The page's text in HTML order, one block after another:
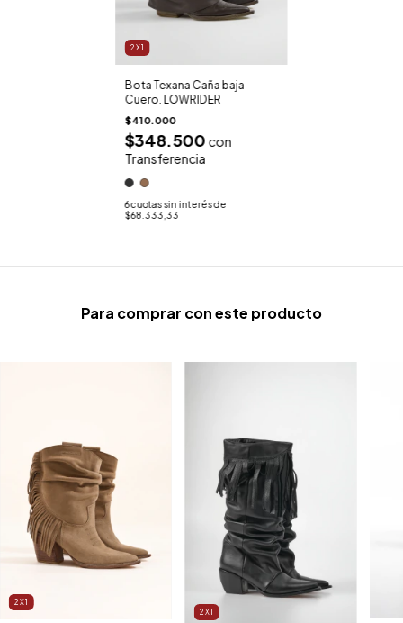
2X1
Bota Texana Caña baja
Cuero. LOWRIDER
$410.000
$348.500 con
Transferencia
6cuotas sin interés de
$68.333,33
Para comprar con este producto
2X1
2X1